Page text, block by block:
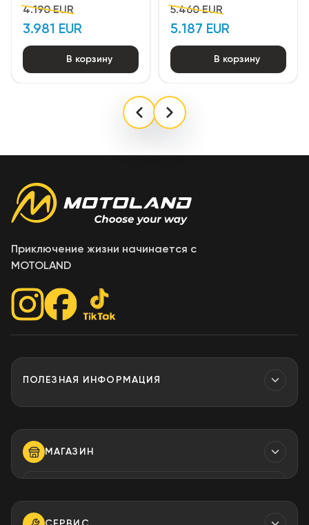
4.190 EUR
3.981 EUR
В корзину
5.460 EUR
5.187 EUR
В корзину
Приключение жизни начинается с
MOTOLAND
ПОЛЕЗНАЯ ИНФОРМАЦИЯ
МАГАЗИН
+373 79 923 304
+373 79 923 306